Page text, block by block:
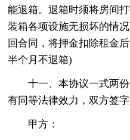
能退箱。退箱时须将房间
装箱各项设施无损坏的情
回合同，将押金扣除租金
半个月不退箱)
十一、本协议一式两
有同等法律效力，双方签字
甲方：